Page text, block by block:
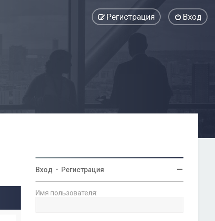
Вход
Регистрация
Вход • Регистрация
Имя пользователя: